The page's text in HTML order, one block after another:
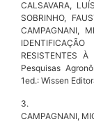
CALSAVARA,
SOBRINHO,
CAMPAGNANI,
RESISTENTES
Pesquisas
1ed.: Wissen
3.
CAMPAGNANI,